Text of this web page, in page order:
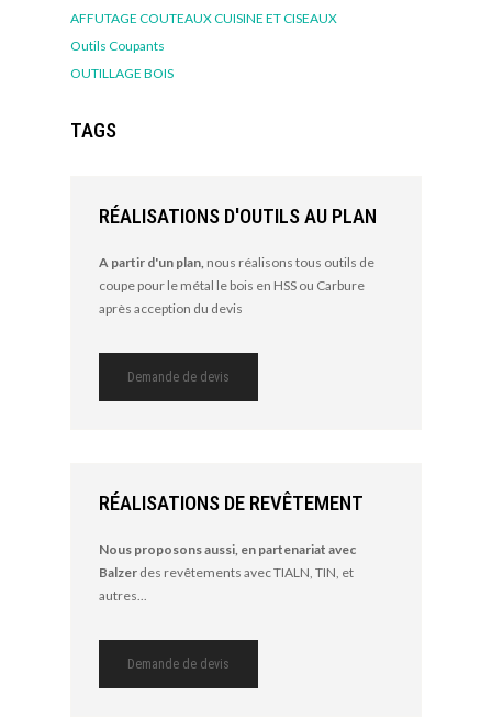
AFFUTAGE COUTEAUX CUISINE ET CISEAUX
Outils Coupants
OUTILLAGE BOIS
TAGS
RÉALISATIONS D'OUTILS AU PLAN
A partir d'un plan, nous réalisons tous outils de
coupe pour le métal le bois en HSS ou Carbure
après acception du devis
Demande de devis
RÉALISATIONS DE REVÊTEMENT
Nous proposons aussi, en partenariat avec
Balzer des revêtements avec TIALN, TIN, et
autres...
Demande de devis